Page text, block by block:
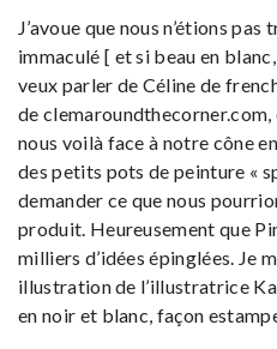
J’avoue que nous n’étions
immaculé [ et si beau en
veux parler de Céline de
de
nous voilà face à notre cône
des petits pots de peinture «
demander ce que nous
produit. Heureusement que
milliers d’idées épinglées. Je
illustration de l’illustratrice
en noir et blanc, façon